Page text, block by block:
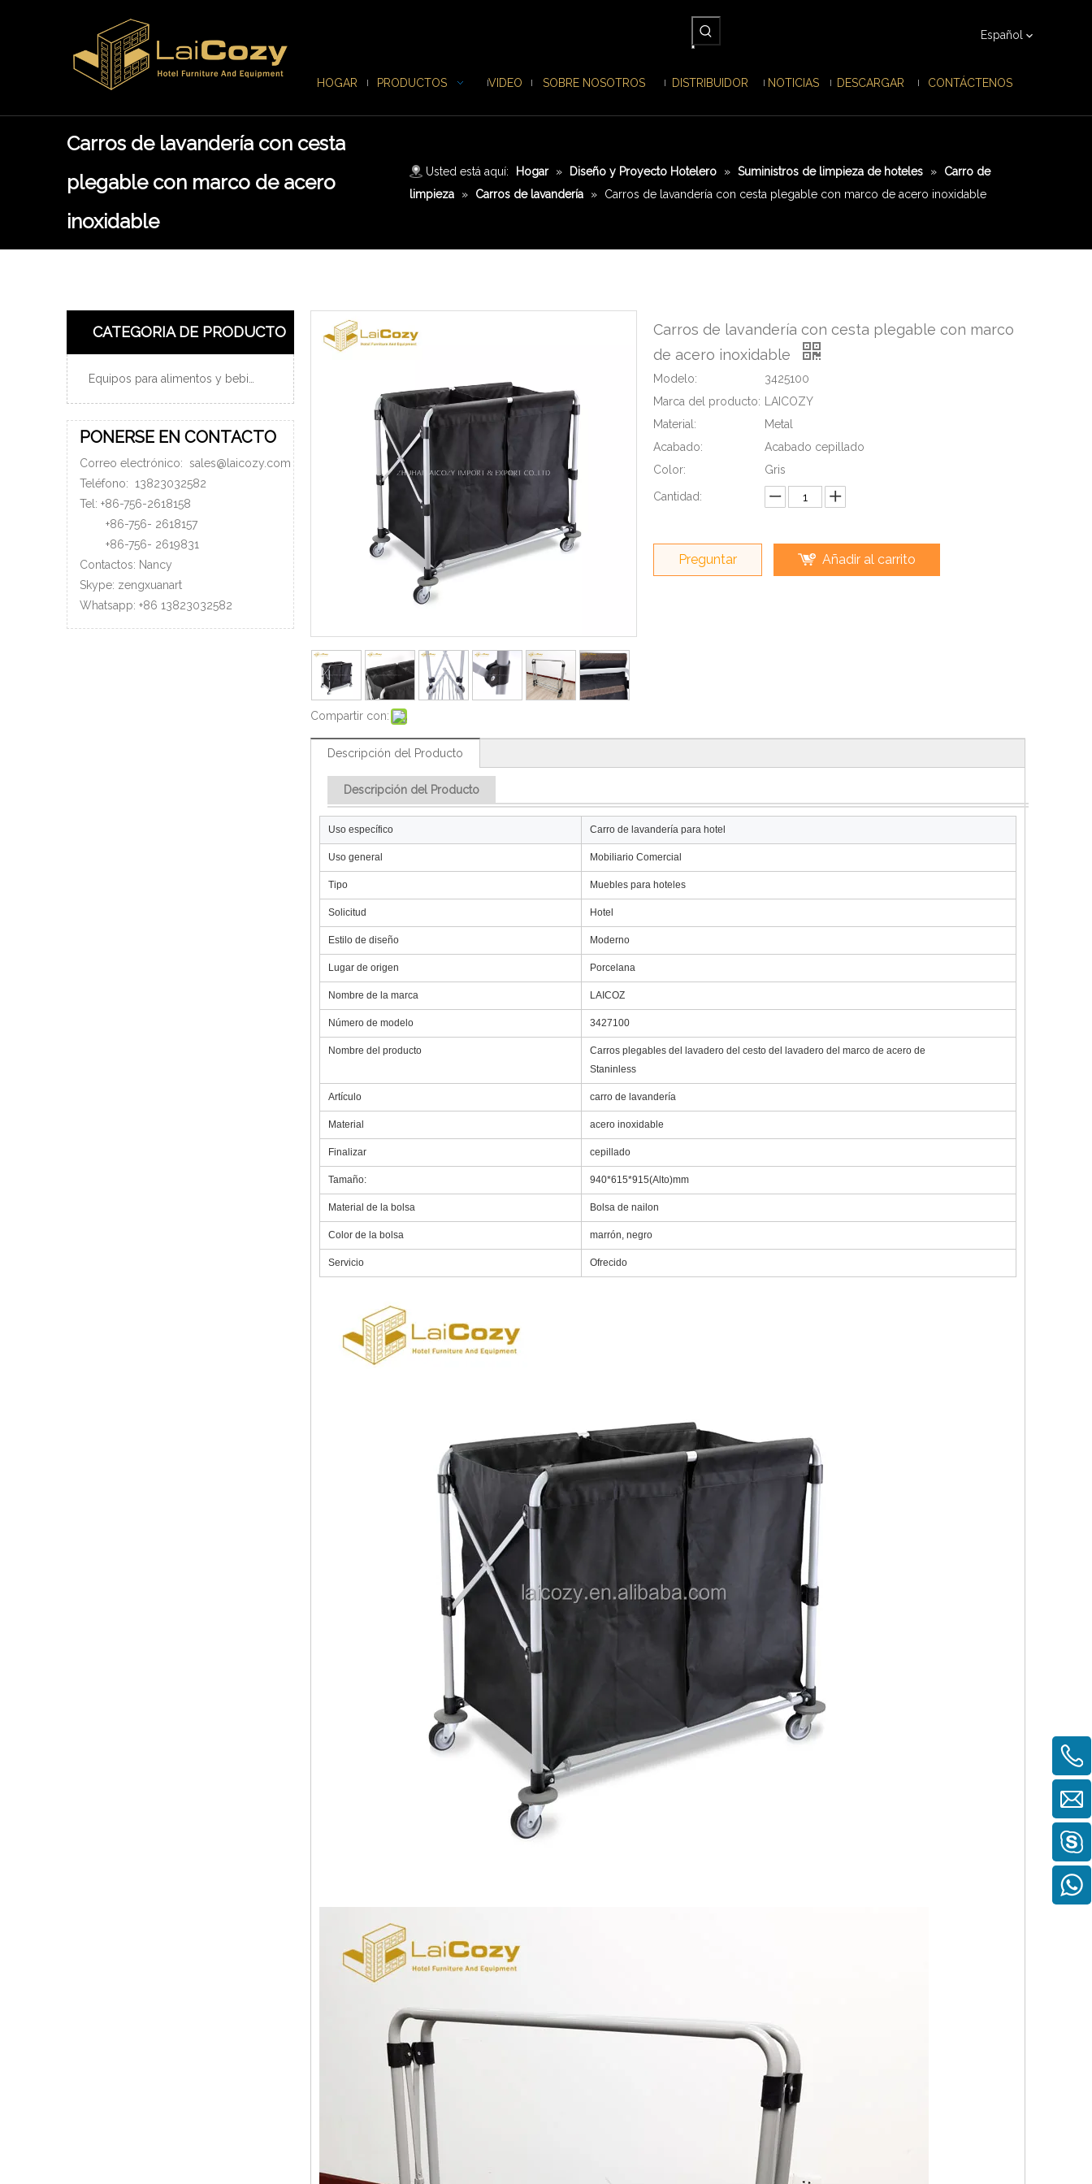
Español
HOGAR PRODUCTOS VIDEO SOBRE NOSOTROS DISTRIBUIDOR NOTICIAS DESCARGAR CONTÁCTENOS
Carros de lavandería con cesta
plegable con marco de acero
inoxidable
Usted está aquí: Hogar » Diseño y Proyecto Hotelero » Suministros de limpieza de hoteles »
Carro de
limpieza
» Carros de lavandería » Carros de lavandería con cesta plegable con marco de acero inoxidable
CATEGORIA DE PRODUCTO
PONERSE EN CONTACTO
Correo electrónico: sales@laicozy.com
Teléfono: 13823032582
Tel: +86-756-2618158
+86-756- 2618157
+86-756- 2619831
Contactos: Nancy
Skype: zengxuanart
Whatsapp: +86 13823032582
Compartir con:
Carros de lavandería con cesta plegable con marco
de acero inoxidable
Modelo:
3425100
Marca del producto:
LAICOZY
Material:
Metal
Acabado:
Acabado cepillado
Color:
Gris
Cantidad:
Preguntar Añadir al carrito
Descripción del Producto
Descripción del Producto
Uso específico Carro de lavandería para hotel
Uso general Mobiliario Comercial
Tipo Muebles para hoteles
Solicitud Hotel
Estilo de diseño Moderno
Lugar de origen Porcelana
Nombre de la marca LAICOZ
Número de modelo 3427100
Nombre del producto
Carros plegables del lavadero del cesto del lavadero del marco de acero de
Staninless
Artículo carro de lavandería
Material acero inoxidable
Finalizar cepillado
Tamaño: 940*615*915(Alto)mm
Material de la bolsa Bolsa de nailon
Color de la bolsa marrón, negro
Servicio Ofrecido